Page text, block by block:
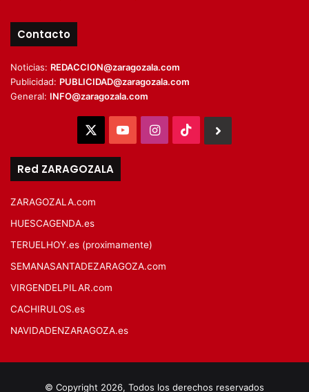
Contacto
Noticias: REDACCION@zaragozala.com
Publicidad: PUBLICIDAD@zaragozala.com
General: INFO@zaragozala.com
YouTubeInstagram
TikTok
Red ZARAGOZALA
ZARAGOZALA.com
HUESCAGENDA.es
TERUELHOY.es (proximamente)
SEMANASANTADEZARAGOZA.com
VIRGENDELPILAR.com
CACHIRULOS.es
NAVIDADENZARAGOZA.es
© Copyright 2026, Todos los derechos reservados